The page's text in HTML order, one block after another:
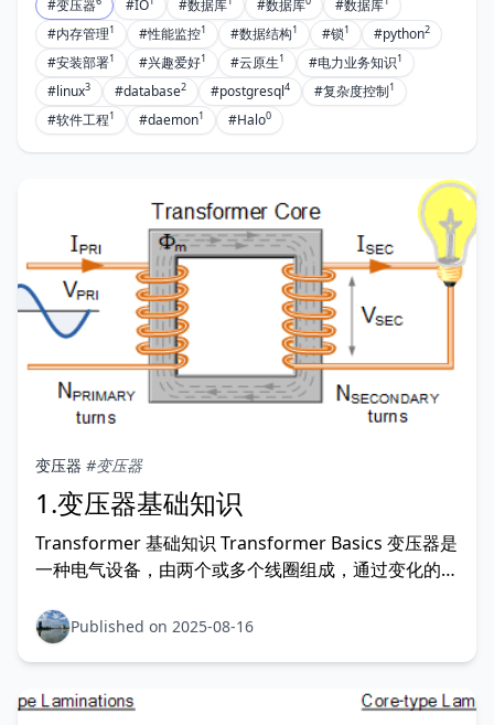
#变压器 #IO #数据库 #数据库 #数据库
#内存管理1 #性能监控1 #数据结构1 #锁1 #python2
#安装部署1 #兴趣爱好1 #云原生1 #电力业务知识1
#linux3 #database2 #postgresql4 #复杂度控制1
#软件工程1 #daemon1 #Halo0
变压器 #变压器
1.变压器基础知识
Transformer 基础知识 Transformer Basics 变压器是
一种电气设备，由两个或多个线圈组成，通过变化的磁
变压器内部没有任何运动部件，通常用于需要通过电磁
感应将电能从一个电路传递到另一个电路时改变电压的
Published on 2025-08-16